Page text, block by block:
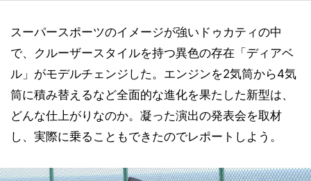
スーパースポーツのイメージが強いドゥカティの中
で、クルーザースタイルを持つ異色の存在「ディアベ
ル」がモデルチェンジした。エンジンを2気筒から4気
筒に積み替えるなど全面的な進化を果たした新型は、
どんな仕上がりなのか。凝った演出の発表会を取材
し、実際に乗ることもできたのでレポートしよう。